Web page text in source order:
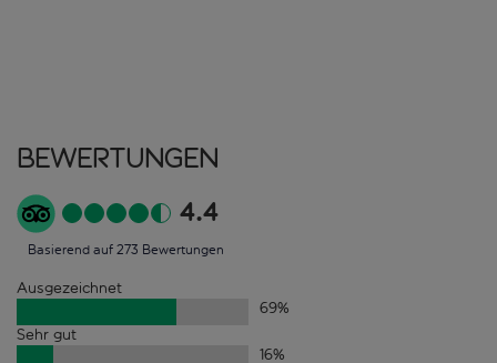
Bewertungen
4.4
Basierend auf 273 Bewertungen
Ausgezeichnet
69%
Sehr gut
16%